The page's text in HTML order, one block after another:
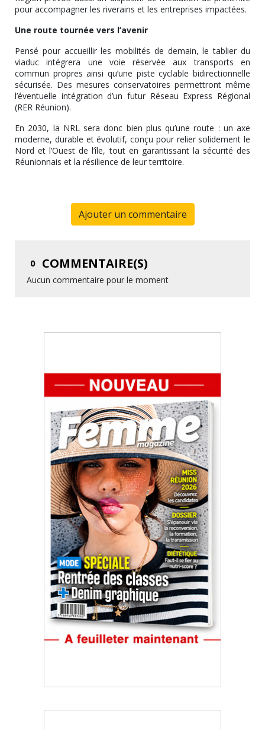
pour accompagner les riverains et les entreprises impactées.
Une route tournée vers l’avenir
Pensé pour accueillir les mobilités de demain, le tablier du
viaduc intégrera une voie réservée aux transports en
commun propres ainsi qu’une piste cyclable bidirectionnelle
sécurisée. Des mesures conservatoires permettront même
l’éventuelle intégration d’un futur Réseau Express Régional
(RER Réunion).
En 2030, la NRL sera donc bien plus qu’une route : un axe
moderne, durable et évolutif, conçu pour relier solidement le
Nord et l’Ouest de l’île, tout en garantissant la sécurité des
Réunionnais et la résilience de leur territoire.
Ajouter un commentaire
0 COMMENTAIRE(S)
Aucun commentaire pour le moment